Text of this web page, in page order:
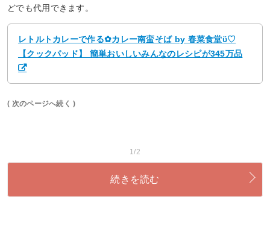
どでも代用できます。
レトルトカレーで作る✿カレー南蛮そば by 春菜食堂ϋ♡
【クックパッド】 簡単おいしいみんなのレシピが345万品
( 次のページへ続く )
1/2
続きを読む